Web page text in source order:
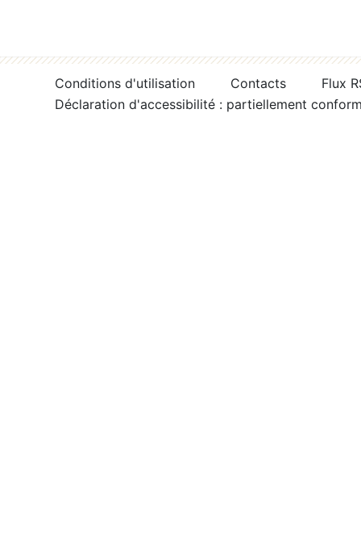
Conditions d'utilisation Contacts
Flux
Déclaration d'accessibilité : partiellement